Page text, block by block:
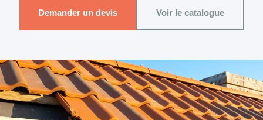
Demander un devis Voir le catalogue